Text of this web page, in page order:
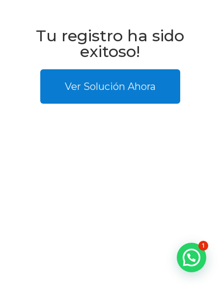
Tu registro ha sido
exitoso!
Ver Solución Ahora
1